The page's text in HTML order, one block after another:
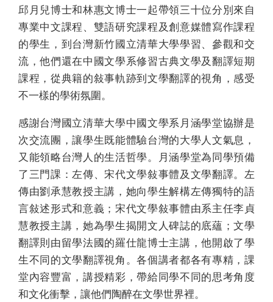
邱月兒博士和林惠文博士一起帶領三十位分別來自
專業中文課程、雙語研究課程及創意媒體寫作課程
的學生，到台灣新竹國立清華大學學習、參觀和交
流，他們還在中國文學系修習古典文學及翻譯短期
課程，從典籍的敍事軌跡到文學翻譯的視角，感受
不一樣的學術氛圍。
感謝台灣國立清華大學中國文學系月涵學堂協辦是
次交流團，讓學生既能體驗台灣的大學人文氣息，
又能領略台灣人的生活哲學。月涵學堂為同學預備
了三門課：左傳、宋代文學敍事體及文學翻譯。左
傳由劉承慧教授主講，她向學生解構左傳獨特的語
言敍述形式和意義；宋代文學敍事體由系主任李貞
慧教授主講，她為學生揭開文人碑誌的底蘊；文學
翻譯則由留學法國的羅仕龍博士主講，他開啟了學
生不同的文學翻譯視角。各個講者都各有專精，課
堂內容豐富，講授精彩，帶給同學不同的思考角度
和文化衝擊，讓他們陶醉在文學世界裡。